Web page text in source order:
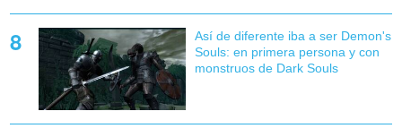
Así de diferente iba a ser Demon's
Souls: en primera persona y con
monstruos de Dark Souls